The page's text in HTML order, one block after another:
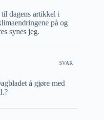
dagens artikkel i
på og
synes jeg.
SVAR
å gjøre med